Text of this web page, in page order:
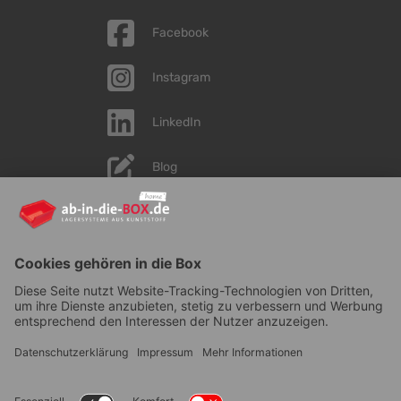
Facebook
Instagram
LinkedIn
Blog
YouTube